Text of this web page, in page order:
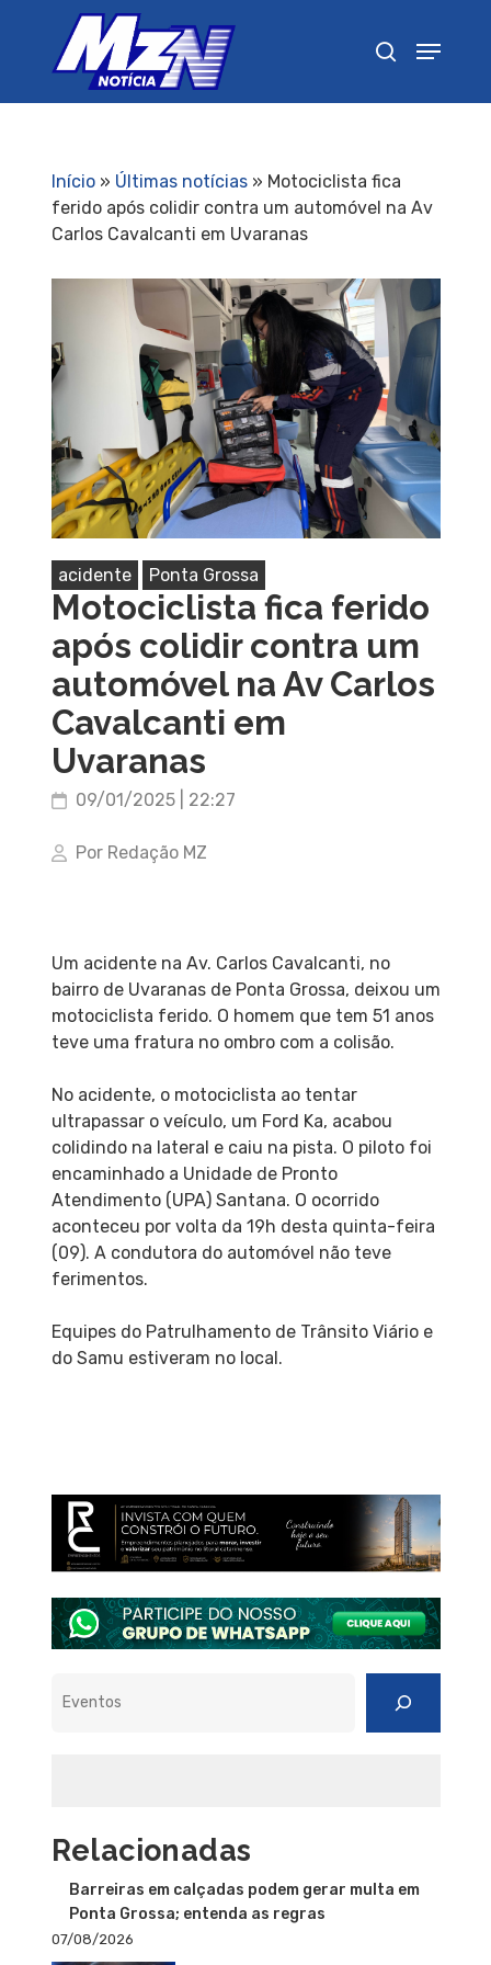
Início» Últimas notícias» Motociclista fica
ferido após colidir contra um automóvel na Av
Carlos Cavalcanti em Uvaranas
acidente Ponta Grossa
Motociclista fica ferido
após colidir contra um
automóvel na Av Carlos
Cavalcanti em
Uvaranas
09/01/2025 | 22:27
Por Redação MZ
Um acidente na Av. Carlos Cavalcanti, no
bairro de Uvaranas de Ponta Grossa, deixou um
motociclista ferido. O homem que tem 51 anos
teve uma fratura no ombro com a colisão.
No acidente, o motociclista ao tentar
ultrapassar o veículo, um Ford Ka, acabou
colidindo na lateral e caiu na pista. O piloto foi
encaminhado a Unidade de Pronto
Atendimento (UPA) Santana. O ocorrido
aconteceu por volta da 19h desta quinta-feira
(09). A condutora do automóvel não teve
ferimentos.
Equipes do Patrulhamento de Trânsito Viário e
do Samu estiveram no local.
Relacionadas
Barreiras em calçadas podem gerar multa em
Ponta Grossa; entenda as regras
07/08/2026